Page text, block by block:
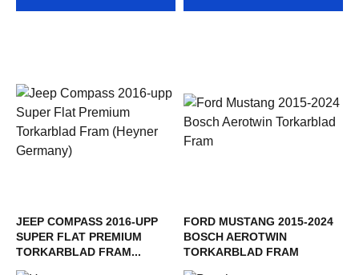
JEEP COMPASS 2016-UPP
SUPER FLAT PREMIUM
TORKARBLAD FRAM...
FORD MUSTANG 2015-2024
BOSCH AEROTWIN
TORKARBLAD FRAM